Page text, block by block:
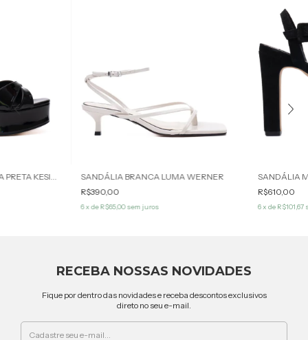
SANDÁLIA PLATAFORMA PRETA KESIA WERNER
SANDÁLIA BRANCA LUMA WERNER
R$390,00
6x deR$65,00sem juros
R$610,00
6x de R$101,67
RECEBA NOSSAS NOVIDADES
Fique por dentro das novidades e receba descontos exclusivos
direto no seu e-mail.